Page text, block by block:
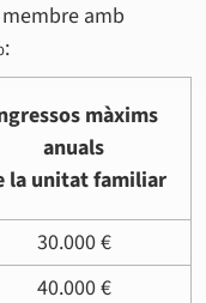
amb
màxims
anuals
la unitat familiar
30.000 €
40.000 €